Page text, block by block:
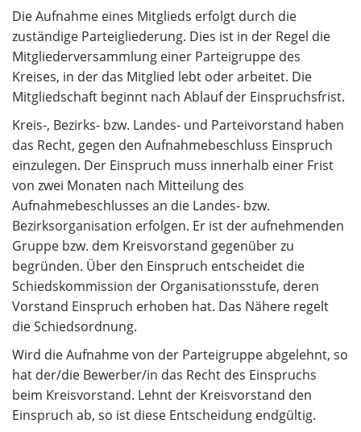
Die Aufnahme eines Mitglieds erfolgt durch die
zuständige Parteigliederung. Dies ist in der Regel die
Mitgliederversammlung einer Parteigruppe des
Kreises, in der das Mitglied lebt oder arbeitet. Die
Mitgliedschaft beginnt nach Ablauf der Einspruchsfrist.
Kreis-, Bezirks- bzw. Landes- und Parteivorstand haben
das Recht, gegen den Aufnahmebeschluss Einspruch
einzulegen. Der Einspruch muss innerhalb einer Frist
von zwei Monaten nach Mitteilung des
Aufnahmebeschlusses an die Landes- bzw.
Bezirksorganisation erfolgen. Er ist der aufnehmenden
Gruppe bzw. dem Kreisvorstand gegenüber zu
begründen. Über den Einspruch entscheidet die
Schiedskommission der Organisationsstufe, deren
Vorstand Einspruch erhoben hat. Das Nähere regelt
die Schiedsordnung.
Wird die Aufnahme von der Parteigruppe abgelehnt, so
hat der/die Bewerber/in das Recht des Einspruchs
beim Kreisvorstand. Lehnt der Kreisvorstand den
Einspruch ab, so ist diese Entscheidung endgültig.